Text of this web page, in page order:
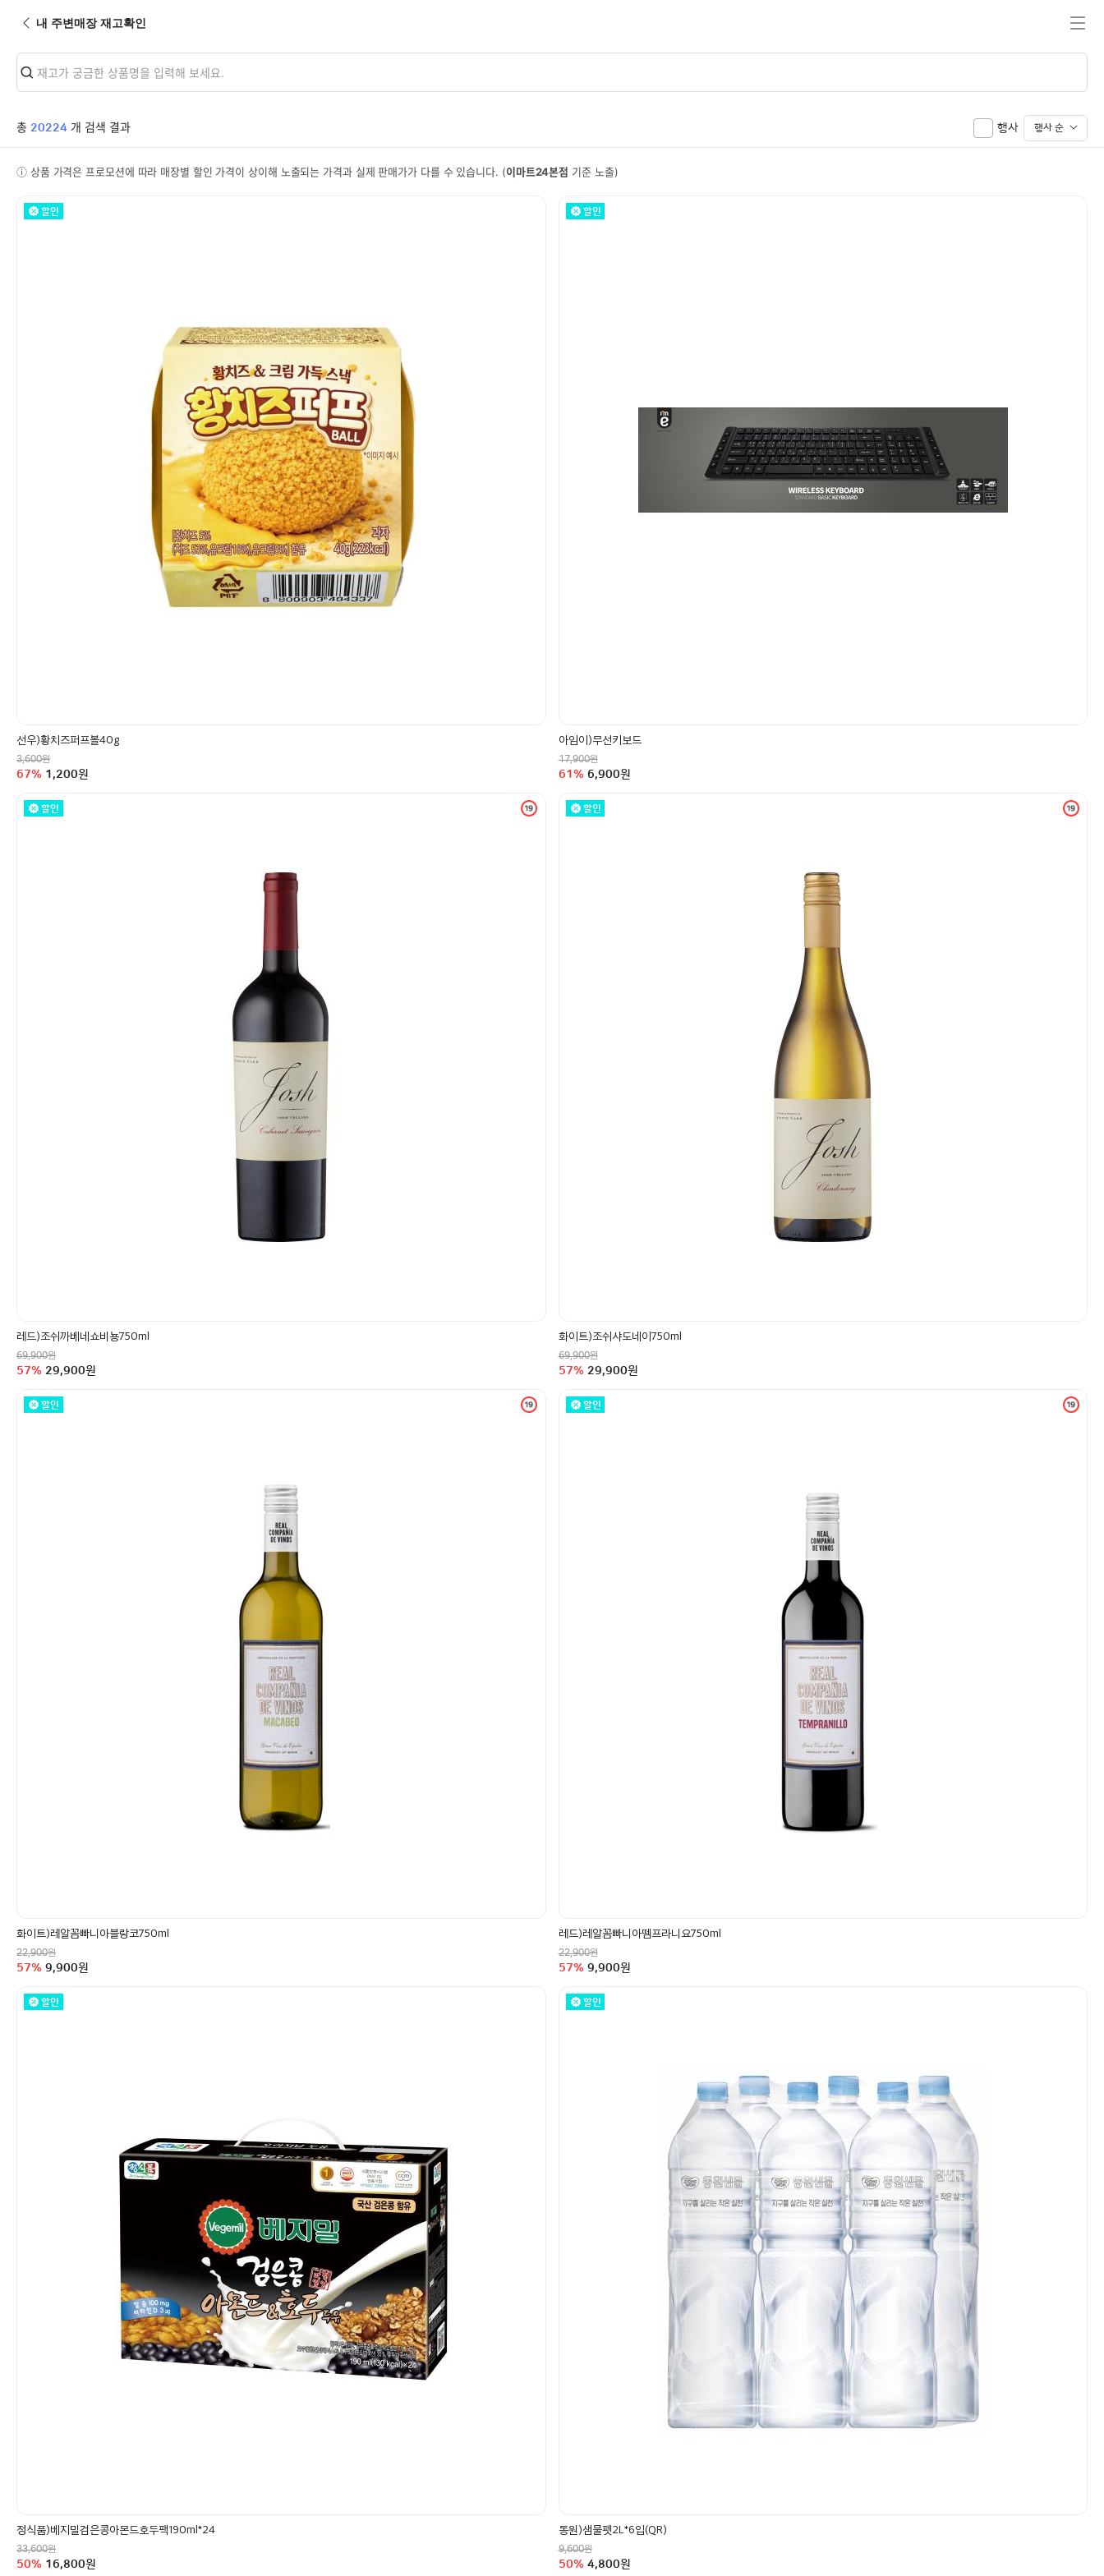
내 주변매장 재고확인
총 20224 개 검색 결과 행사 행사 순
ⓘ 상품 가격은 프로모션에 따라 매장별 할인 가격이 상이해 노출되는 가격과 실제 판매가가 다를 수 있습니다. (이마트24본점 기준 노출)
할인
선우)황치즈퍼프볼40g
3,600원
할인율
67%
구매금액
1,200원
할인
아임이)무선키보드
17,900원
할인율
61%
구매금액
6,900원
할인
레드)조쉬까베네쇼비뇽750ml
69,900원
할인율
57%
구매금액
29,900원
할인
화이트)조쉬샤도네이750ml
69,900원
할인율
57%
구매금액
29,900원
할인
화이트)레알꼼빠니아블랑코750ml
22,900원
할인율
57%
구매금액
9,900원
할인
레드)레알꼼빠니아뗌프라니요750ml
22,900원
할인율
57%
구매금액
9,900원
할인
정식품)베지밀검은콩아몬드호두팩190ml*24
33,600원
할인율
50%
구매금액
16,800원
할인
동원)샘물펫2L*6입(QR)
9,600원
할인율
50%
구매금액
4,800원